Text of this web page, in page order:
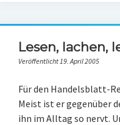
Lesen, lachen,
Veröffentlicht 19. April 2005
Für den Handelsblatt-
Meist ist er gegenüber
ihn im Alltag so nervt.